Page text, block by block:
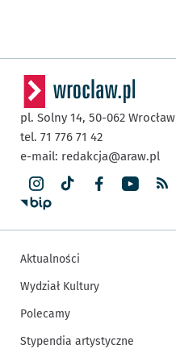
pl. Solny 14, 50-062 Wrocław
tel. 71 776 71 42
e-mail: redakcja@araw.pl
Aktualności
Wydział Kultury
Polecamy
Stypendia artystyczne